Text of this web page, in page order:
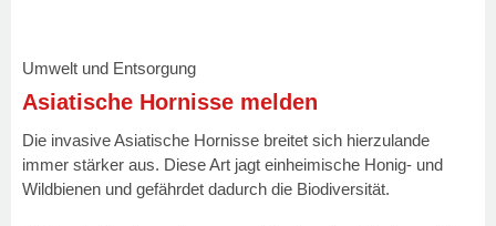
Umwelt und Entsorgung
Asiatische Hornisse melden
Die invasive Asiatische Hornisse breitet sich hierzulande
immer stärker aus. Diese Art jagt einheimische Honig- und
Wildbienen und gefährdet dadurch die Biodiversität.